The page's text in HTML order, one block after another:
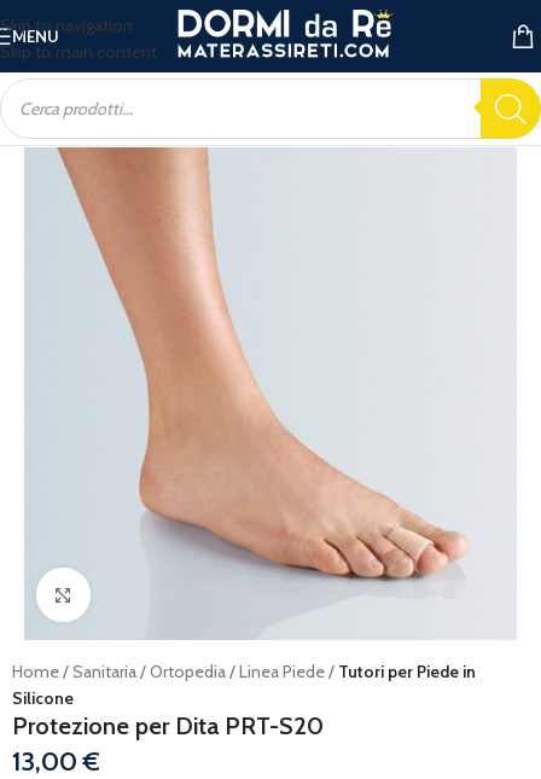
Skip to navigation
Skip to main content
MENU
Ingrandisci
Home Sanitaria Ortopedia Linea Piede
Tutori per Piede in
Silicone
Protezione per Dita PRT-S20
13,00€